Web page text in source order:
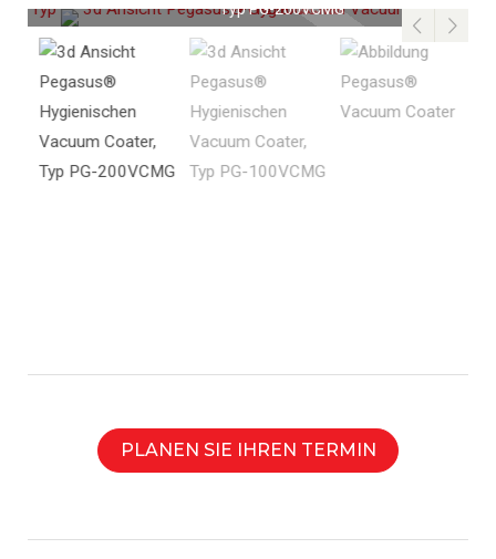
Typ PG-200VCMG
PLANEN SIE IHREN TERMIN